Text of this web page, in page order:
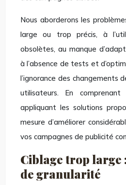
Nous aborderons les
large ou trop précis, à
obsolètes, au manque
à l’absence de tests et
l’ignorance des changements
utilisateurs. En
appliquant les solutions
mesure d’améliorer
vos campagnes de publicité
Ciblage trop large
de granularité